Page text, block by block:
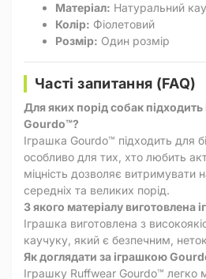
Матеріал: Натуральний
Колір: Фіолетовий
Розмір: Один розмір
Часті запитання (FAQ)
Для яких порід собак
Gourdo™?
Іграшка Gourdo™ підходить для
особливо для тих, хто любить
міцність дозволяє витримувати
середніх та великих порід.
З якого матеріалу виготовлена
Іграшка виготовлена з
каучуку, який є безпечним,
Як доглядати за іграшкою
Іграшку Ruffwear Gourdo™